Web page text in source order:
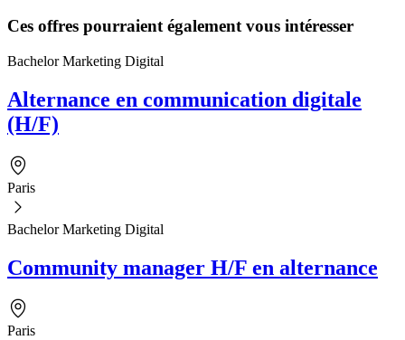
Ces offres pourraient également vous intéresser
Bachelor Marketing Digital
Alternance en communication digitale
(H/F)
Paris
Bachelor Marketing Digital
Community manager H/F en alternance
Paris